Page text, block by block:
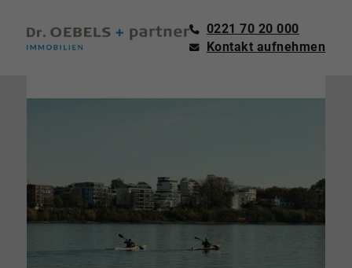
0221 70 20 000
Kontakt aufnehmen